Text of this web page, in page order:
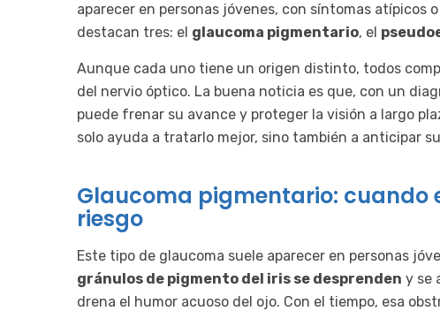
aparecer en personas jóvenes, con síntomas atípicos
destacan tres: el glaucoma pigmentario, el
Aunque cada uno tiene un origen distinto, todos
del nervio óptico. La buena noticia es que, con un
puede frenar su avance y proteger la visión a largo
solo ayuda a tratarlo mejor, sino también a anticipar
Glaucoma pigmentario: cuando
riesgo
Este tipo de glaucoma suele aparecer en personas
gránulos de pigmento del iris se desprenden y se
drena el humor acuoso del ojo. Con el tiempo, esa